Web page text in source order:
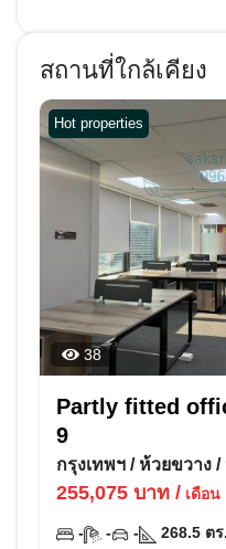
สถานที่ใกล้เคียง
Hot properties
38
Partly fitted
9
กรุงเทพฯ / ห้วยขวาง /
255,075 บาท / เดือน
- - - 268.5 ต